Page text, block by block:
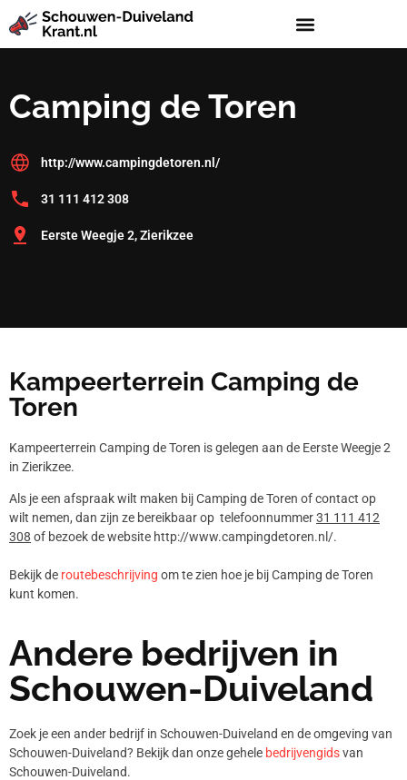
Camping de Toren
http://www.campingdetoren.nl/
31 111 412 308
Eerste Weegje 2, Zierikzee
Kampeerterrein Camping de
Toren
Kampeerterrein Camping de Toren is gelegen aan de Eerste Weegje 2
in Zierikzee.
Als je een afspraak wilt maken bij Camping de Toren of contact op
wilt nemen, dan zijn ze bereikbaar op telefoonnummer31 111 412
308 of bezoek de website http://www.campingdetoren.nl/.
Bekijk de routebeschrijving om te zien hoe je bij Camping de Toren
kunt komen.
Andere bedrijven in
Schouwen-Duiveland
Zoek je een ander bedrijf in Schouwen-Duiveland en de omgeving van
Schouwen-Duiveland? Bekijk dan onze gehele bedrijvengidsvan
Schouwen-Duiveland.